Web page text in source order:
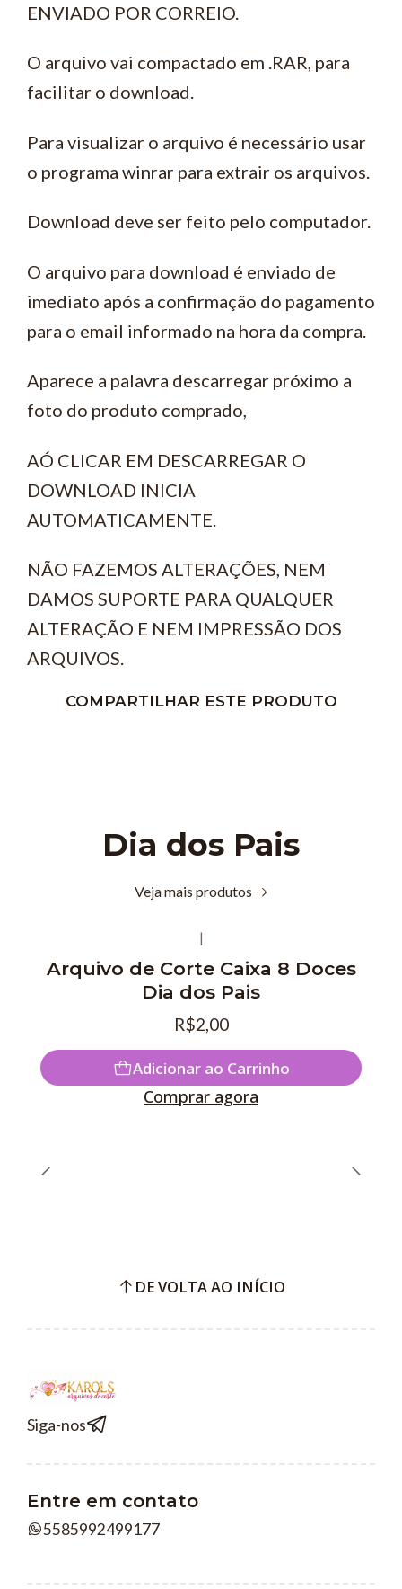
ENVIADO POR CORREIO.
O arquivo vai compactado em .RAR, para
facilitar o download.
Para visualizar o arquivo é necessário usar
o programa winrar para extrair os arquivos.
Download deve ser feito pelo computador.
O arquivo para download é enviado de
imediato após a confirmação do pagamento
para o email informado na hora da compra.
Aparece a palavra descarregar próximo a
foto do produto comprado,
AÓ CLICAR EM DESCARREGAR O
DOWNLOAD INICIA
AUTOMATICAMENTE.
NÃO FAZEMOS ALTERAÇÕES, NEM
DAMOS SUPORTE PARA QUALQUER
ALTERAÇÃO E NEM IMPRESSÃO DOS
ARQUIVOS.
COMPARTILHAR ESTE PRODUTO
Dia dos Pais
Veja mais produtos
|
Arquivo de Corte Caixa 8 Doces
Dia dos Pais
R$2,00
Adicionar ao Carrinho
Comprar agora
DE VOLTA AO INÍCIO
Siga-nos
Entre em contato
5585992499177